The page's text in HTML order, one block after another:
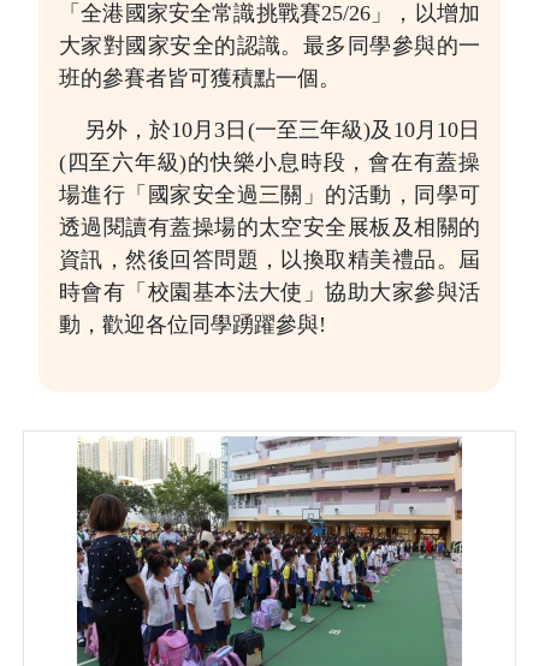
「全港國家安全常識挑戰賽25/26」，以增加
大家對國家安全的認識。最多同學參與的一
班的參賽者皆可獲積點一個。
另外，於10月3日(一至三年級)及10月10日
(四至六年級)的快樂小息時段，會在有蓋操
場進行「國家安全過三關」的活動，同學可
透過閱讀有蓋操場的太空安全展板及相關的
資訊，然後回答問題，以換取精美禮品。屆
時會有「校園基本法大使」協助大家參與活
動，歡迎各位同學踴躍參與!